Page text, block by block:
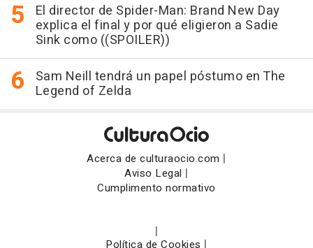
El director de Spider-Man: Brand New Day
explica el final y por qué eligieron a Sadie
Sink como ((SPOILER))
Sam Neill tendrá un papel póstumo en The
Legend of Zelda
Acerca de culturaocio.com |
Aviso Legal |
Cumplimento normativo
|
Política de Cookies |